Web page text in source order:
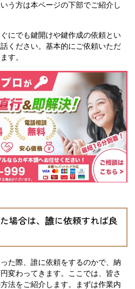
う方は本ページの下部でご紹介し
にでも鍵開けや鍵作成の依頼とい
ください。基本的にご依頼いただ
す。
場合は、誰に依頼すれば良
た際、誰に依頼をするのかで、納
変わってきます。ここでは、皆さ
法をご紹介します。まずは作業内